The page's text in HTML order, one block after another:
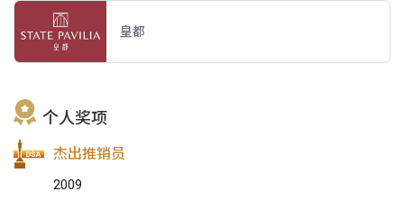
皇都
个人奖项
杰出推销员
2009